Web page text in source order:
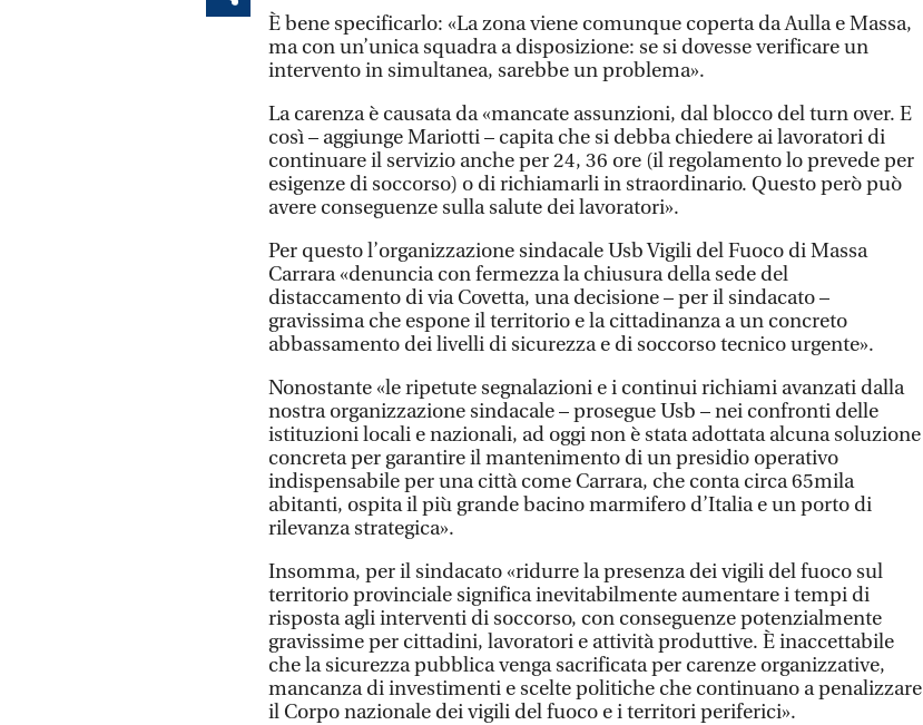
È bene specificarlo: «La zona viene comunque coperta da Aulla e Massa,
ma con un’unica squadra a disposizione: se si dovesse verificare un
intervento in simultanea, sarebbe un problema».
La carenza è causata da «mancate assunzioni, dal blocco del turn over. E
così – aggiunge Mariotti – capita che si debba chiedere ai lavoratori di
continuare il servizio anche per 24, 36 ore (il regolamento lo prevede per
esigenze di soccorso) o di richiamarli in straordinario. Questo però può
avere conseguenze sulla salute dei lavoratori».
Per questo l’organizzazione sindacale Usb Vigili del Fuoco di Massa
Carrara «denuncia con fermezza la chiusura della sede del
distaccamento di via Covetta, una decisione – per il sindacato –
gravissima che espone il territorio e la cittadinanza a un concreto
abbassamento dei livelli di sicurezza e di soccorso tecnico urgente».
Nonostante «le ripetute segnalazioni e i continui richiami avanzati dalla
nostra organizzazione sindacale – prosegue Usb – nei confronti delle
istituzioni locali e nazionali, ad oggi non è stata adottata alcuna soluzione
concreta per garantire il mantenimento di un presidio operativo
indispensabile per una città come Carrara, che conta circa 65mila
abitanti, ospita il più grande bacino marmifero d’Italia e un porto di
rilevanza strategica».
Insomma, per il sindacato «ridurre la presenza dei vigili del fuoco sul
territorio provinciale significa inevitabilmente aumentare i tempi di
risposta agli interventi di soccorso, con conseguenze potenzialmente
gravissime per cittadini, lavoratori e attività produttive. È inaccettabile
che la sicurezza pubblica venga sacrificata per carenze organizzative,
mancanza di investimenti e scelte politiche che continuano a penalizzare
il Corpo nazionale dei vigili del fuoco e i territori periferici».